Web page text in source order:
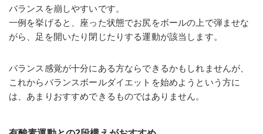
バランスを崩しやすいです。
一例を挙げると、座った状態でお尻をボールの上で弾ませな
がら、足を開いたり閉じたりする運動が該当します。
バランス感覚が十分にある方ならできるかもしれませんが、
これからバランスボールダイエットを始めようという方に
は、あまりおすすめできるものではありません。